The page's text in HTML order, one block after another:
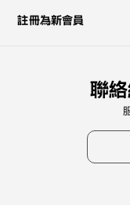
註冊為新會員
聯